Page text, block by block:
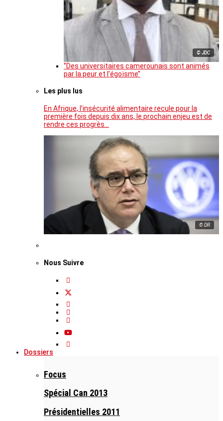
© JDC
‘’Des universitaires camerounais sont animés
par la peur et l’égoïsme’’
Les plus lus
En Afrique, l’insécurité alimentaire recule pour la
première fois depuis dix ans, le prochain enjeu est de
rendre ces progrès…
© DR
Nous Suivre
Dossiers
Focus
Spécial Can 2013
Présidentielles 2011